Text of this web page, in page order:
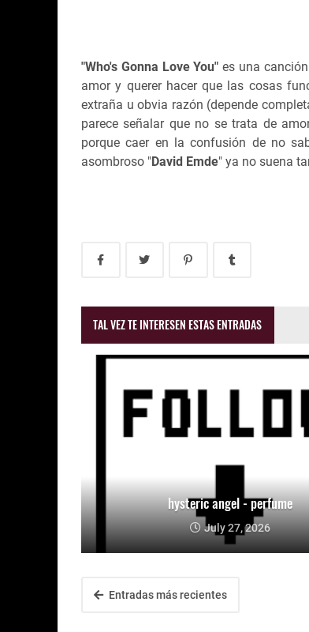
"Who's Gonna Love You" es una
amor y querer hacer que las cosas
extraña u obvia razón (depende
parece señalar que no se trata de
porque caer en la confusión de no
asombroso "David Emde" ya no suena
TAL VEZ TE INTERESEN ESTAS ENTRADAS
hysteric angel - perfume
July 27, 2026
Entradas más recientes